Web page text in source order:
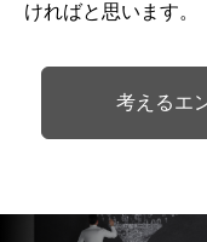
ければと思います。
考えるエ